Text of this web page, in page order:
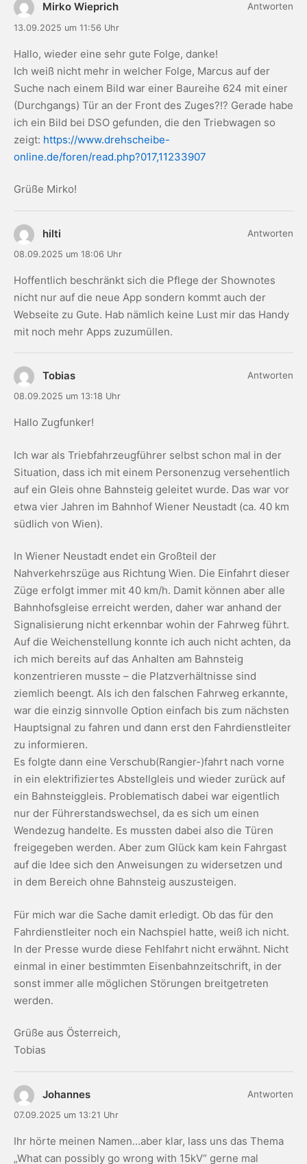
Mirko Wieprich
13.09.2025 um 11:56 Uhr
Hallo, wieder eine sehr gute Folge, danke!
Ich weiß nicht mehr in welcher Folge, Marcus auf der
Suche nach einem Bild war einer Baureihe 624 mit einer
(Durchgangs) Tür an der Front des Zuges?!? Gerade habe
ich ein Bild bei DSO gefunden, die den Triebwagen so
zeigt: https://www.drehscheibe-
online.de/foren/read.php?017,11233907
Grüße Mirko!
Antworten
hilti
08.09.2025 um 18:06 Uhr
Hoffentlich beschränkt sich die Pflege der Shownotes
nicht nur auf die neue App sondern kommt auch der
Webseite zu Gute. Hab nämlich keine Lust mir das Handy
mit noch mehr Apps zuzumüllen.
Antworten
Tobias
08.09.2025 um 13:18 Uhr
Hallo Zugfunker!
Ich war als Triebfahrzeugführer selbst schon mal in der
Situation, dass ich mit einem Personenzug versehentlich
auf ein Gleis ohne Bahnsteig geleitet wurde. Das war vor
etwa vier Jahren im Bahnhof Wiener Neustadt (ca. 40 km
südlich von Wien).
In Wiener Neustadt endet ein Großteil der
Nahverkehrszüge aus Richtung Wien. Die Einfahrt dieser
Züge erfolgt immer mit 40 km/h. Damit können aber alle
Bahnhofsgleise erreicht werden, daher war anhand der
Signalisierung nicht erkennbar wohin der Fahrweg führt.
Auf die Weichenstellung konnte ich auch nicht achten, da
ich mich bereits auf das Anhalten am Bahnsteig
konzentrieren musste – die Platzverhältnisse sind
ziemlich beengt. Als ich den falschen Fahrweg erkannte,
war die einzig sinnvolle Option einfach bis zum nächsten
Hauptsignal zu fahren und dann erst den Fahrdienstleiter
zu informieren.
Es folgte dann eine Verschub(Rangier-)fahrt nach vorne
in ein elektrifiziertes Abstellgleis und wieder zurück auf
ein Bahnsteiggleis. Problematisch dabei war eigentlich
nur der Führerstandswechsel, da es sich um einen
Wendezug handelte. Es mussten dabei also die Türen
freigegeben werden. Aber zum Glück kam kein Fahrgast
auf die Idee sich den Anweisungen zu widersetzen und
in dem Bereich ohne Bahnsteig auszusteigen.
Für mich war die Sache damit erledigt. Ob das für den
Fahrdienstleiter noch ein Nachspiel hatte, weiß ich nicht.
In der Presse wurde diese Fehlfahrt nicht erwähnt. Nicht
einmal in einer bestimmten Eisenbahnzeitschrift, in der
sonst immer alle möglichen Störungen breitgetreten
werden.
Grüße aus Österreich,
Tobias
Antworten
Johannes
07.09.2025 um 13:21 Uhr
Ihr hörte meinen Namen…aber klar, lass uns das Thema
„What can possibly go wrong with 15kV“ gerne mal
Antworten